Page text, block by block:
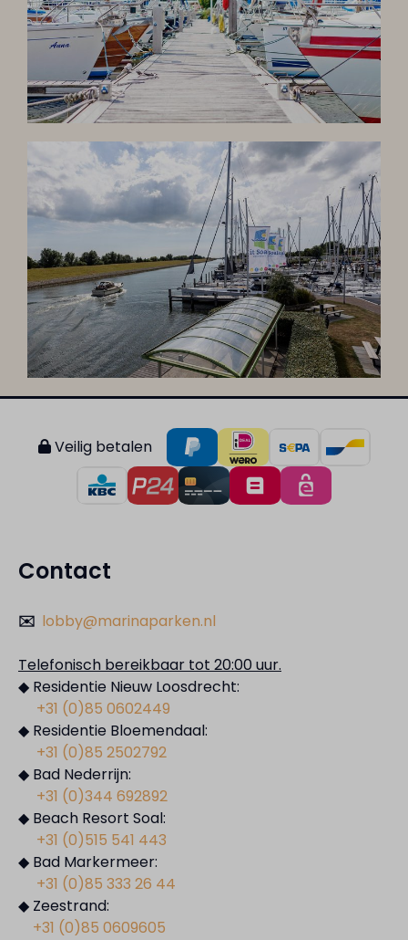
Veilig betalen
Contact
✉️ lobby@marinaparken.nl
Telefonisch bereikbaar tot 20:00 uur.
◆ Residentie Nieuw Loosdrecht:
+31 (0)85 0602449
◆ Residentie Bloemendaal:
+31 (0)85 2502792
◆ Bad Nederrijn:
+31 (0)344 692892
◆ Beach Resort Soal:
+31 (0)515 541 443
◆ Bad Markermeer:
+31 (0)85 333 26 44
◆ Zeestrand:
+31 (0)85 0609605